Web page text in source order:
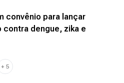
convênio para lançar
dengue, zika e
+ 5